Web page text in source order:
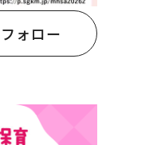
ォロー